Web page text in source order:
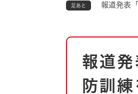
ごみ・衛生・動物
防災・防犯
自然・環境・公園
足あと 報道発表
本
報道
防訓